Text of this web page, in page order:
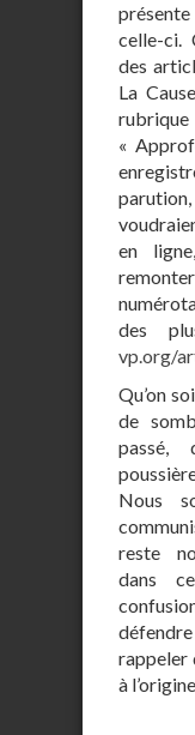
celle-ci.
des
La
«
en
des
vp.org/
Qu’on
de
passé,
Nous
reste
dans
rappeler
à